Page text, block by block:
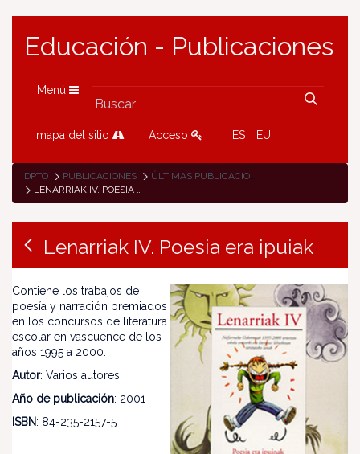
Educación - Publicaciones
Menú
mapa del sitio Acceso ES EU
DPTO PUBLICACIONES
ÚLTIMAS PUBLICACIONES
LENARRIAK IV. POESIA ERA IPUIAK
Lenarriak IV. Poesia era ipuiak
Contiene los trabajos de
poesía y narración premiados
en los concursos de literatura
escolar en vascuence de los
años 1995 a 2000.
Autor: Varios autores
Año de publicación: 2001
ISBN: 84-235-2157-5